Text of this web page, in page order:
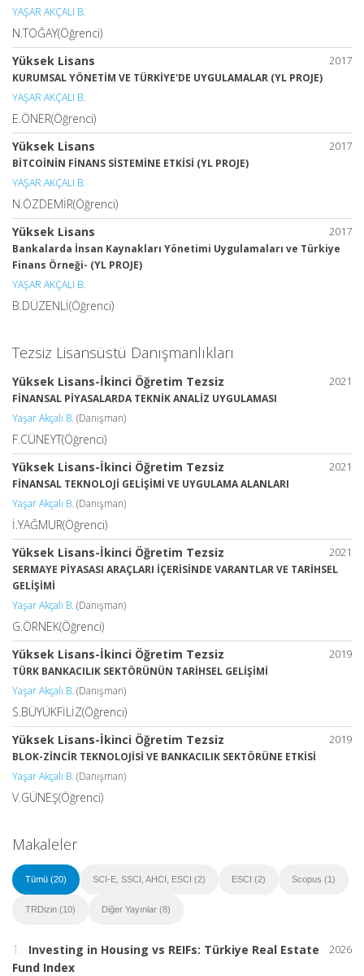
YAŞAR AKÇALI B.
N.TOĞAY(Öğrenci)
2017
Yüksek Lisans
KURUMSAL YÖNETİM VE TÜRKİYE'DE UYGULAMALAR (YL PROJE)
YAŞAR AKÇALI B.
E.ÖNER(Öğrenci)
2017
Yüksek Lisans
BİTCOİNİN FİNANS SİSTEMİNE ETKİSİ (YL PROJE)
YAŞAR AKÇALI B.
N.ÖZDEMİR(Öğrenci)
2017
Yüksek Lisans
Bankalarda İnsan Kaynakları Yönetimi Uygulamaları ve Türkiye
Finans Örneği- (YL PROJE)
YAŞAR AKÇALI B.
B.DÜZENLİ(Öğrenci)
Tezsiz Lisansüstü Danışmanlıkları
2021
Yüksek Lisans-İkinci Öğretim Tezsiz
FİNANSAL PİYASALARDA TEKNİK ANALİZ UYGULAMASI
Yaşar Akçalı B. (Danışman)
F.CÜNEYT(Öğrenci)
2021
Yüksek Lisans-İkinci Öğretim Tezsiz
FİNANSAL TEKNOLOJİ GELİŞİMİ VE UYGULAMA ALANLARI
Yaşar Akçalı B. (Danışman)
İ.YAĞMUR(Öğrenci)
2021
Yüksek Lisans-İkinci Öğretim Tezsiz
SERMAYE PİYASASI ARAÇLARI İÇERİSİNDE VARANTLAR VE TARİHSEL
GELİŞİMİ
Yaşar Akçalı B. (Danışman)
G.ÖRNEK(Öğrenci)
2019
Yüksek Lisans-İkinci Öğretim Tezsiz
TÜRK BANKACILIK SEKTÖRÜNÜN TARİHSEL GELİŞİMİ
Yaşar Akçalı B. (Danışman)
S.BÜYÜKFİLİZ(Öğrenci)
2019
Yüksek Lisans-İkinci Öğretim Tezsiz
BLOK-ZİNCİR TEKNOLOJİSİ VE BANKACILIK SEKTÖRÜNE ETKİSİ
Yaşar Akçalı B. (Danışman)
V.GÜNEŞ(Öğrenci)
Makaleler
Tümü (20) SCI-E, SSCI, AHCI, ESCI (2) ESCI (2) Scopus (1)
TRDizin (10) Diğer Yayınlar (8)
2026
1. Investing in Housing vs REIFs: Türkiye Real Estate
Fund Index